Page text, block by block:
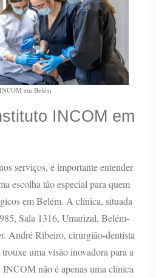
em Belém
INCOM em
serviços, é importante entender
escolha tão especial para quem
em Belém. A clínica, situada
Sala 1316, Umarizal, Belém-
André Ribeiro, cirurgião-dentista
uma visão inovadora para a
não é apenas uma clínica